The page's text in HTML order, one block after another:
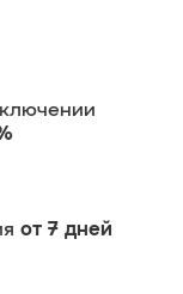
от 7 дней